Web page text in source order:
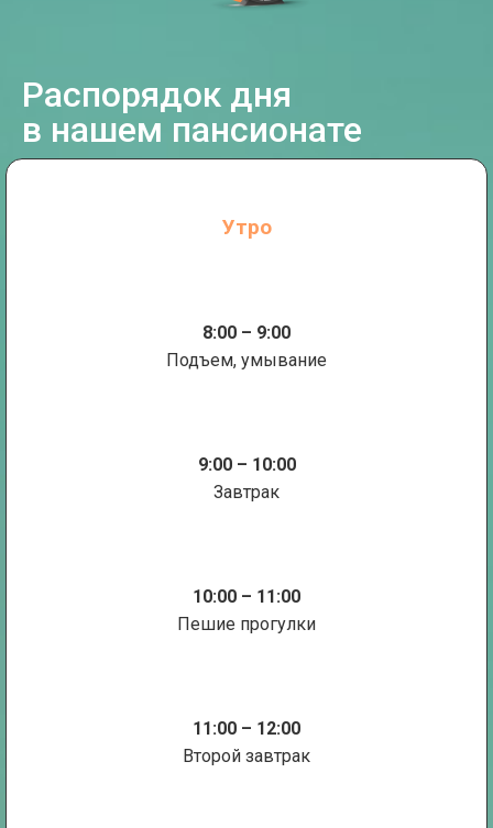
Распорядок дня
в нашем пансионате
Утро
8:00 – 9:00
Подъем, умывание
9:00 – 10:00
Завтрак
10:00 – 11:00
Пешие прогулки
11:00 – 12:00
Второй завтрак